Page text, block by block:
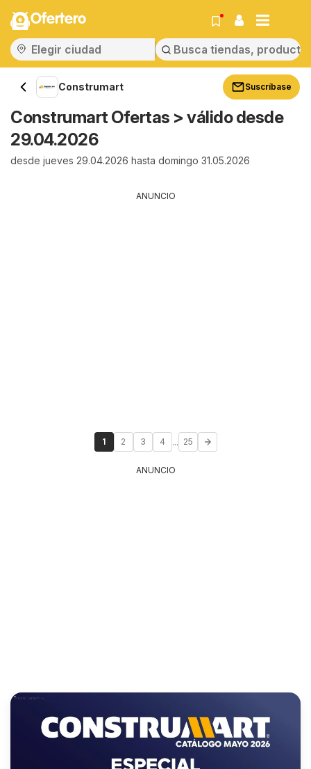
Ofertero
Construmart Suscríbase
Construmart Ofertas > válido desde
29.04.2026
desde jueves 29.04.2026 hasta domingo 31.05.2026
ANUNCIO
1 2 3 4 ... 25
ANUNCIO